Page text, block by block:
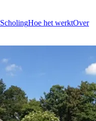
ScholingHoe het werktOver